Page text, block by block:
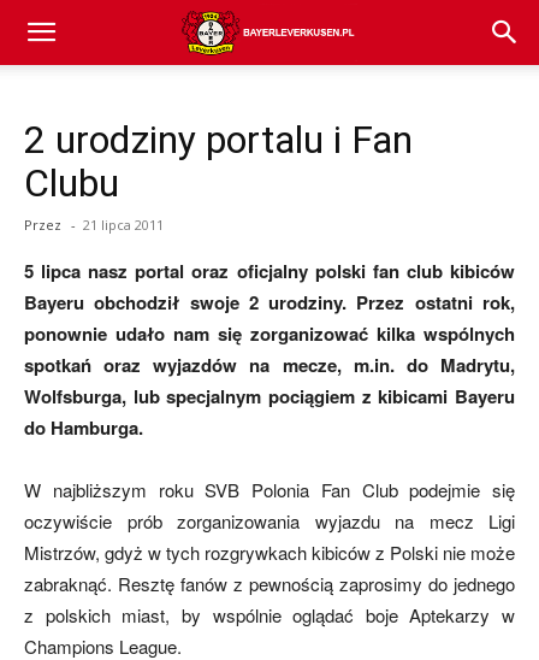
Bayer
aktualności
(transfery,
mecze,
2 urodziny portalu i Fan
Clubu
Przez - 21 lipca 2011
5 lipca nasz portal oraz oficjalny polski fan club kibiców
Bayeru obchodził swoje 2 urodziny. Przez ostatni rok,
ponownie udało nam się zorganizować kilka wspólnych
spotkań oraz wyjazdów na mecze, m.in. do Madrytu,
Wolfsburga, lub specjalnym pociągiem z kibicami Bayeru
do Hamburga.
W najbliższym roku SVB Polonia Fan Club podejmie się
oczywiście prób zorganizowania wyjazdu na mecz Ligi
Mistrzów, gdyż w tych rozgrywkach kibiców z Polski nie może
zabraknąć. Resztę fanów z pewnością zaprosimy do jednego
z polskich miast, by wspólnie oglądać boje Aptekarzy w
Champions League.